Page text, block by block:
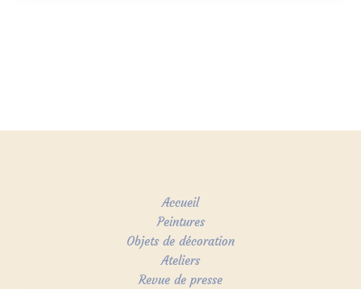
Accueil
Peintures
Objets de décoration
Ateliers
Revue de presse